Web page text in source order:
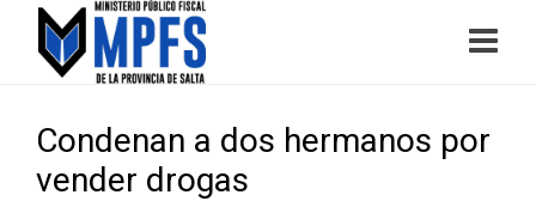
Condenan a dos hermanos por
vender drogas